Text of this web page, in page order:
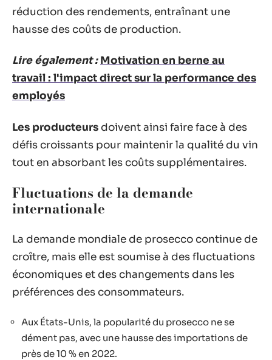
réduction des rendements, entraînant une
hausse des coûts de production.
Lire également : Motivation en berne au
travail : l'impact direct sur la performance des
employés
Les producteurs doivent ainsi faire face à des
défis croissants pour maintenir la qualité du vin
tout en absorbant les coûts supplémentaires.
Fluctuations de la demande
internationale
La demande mondiale de prosecco continue de
croître, mais elle est soumise à des fluctuations
économiques et des changements dans les
préférences des consommateurs.
Aux États-Unis, la popularité du prosecco ne se
dément pas, avec une hausse des importations de
près de 10 % en 2022.